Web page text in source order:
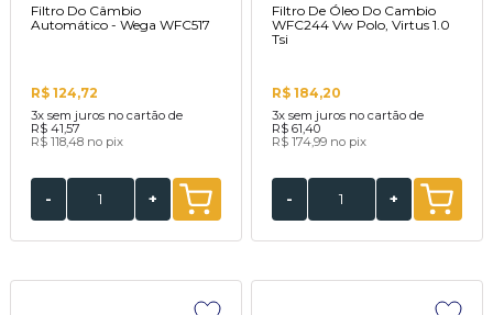
Filtro Do Câmbio
Automático - Wega WFC517
R$ 124,72
3x sem juros no cartão de
R$ 41,57
R$ 118,48 no pix
- +
Filtro De Óleo Do Cambio
WFC244 Vw Polo, Virtus 1.0
Tsi
R$ 184,20
3x sem juros no cartão de
R$ 61,40
R$ 174,99 no pix
- +